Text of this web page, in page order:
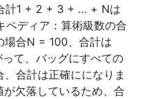
計1 + 2 + 3 + … + Nは
ディア：算術級数の合
場合N = 100、合計は
て、バッグにすべての
合計は正確にになりま
欠落しているため、合